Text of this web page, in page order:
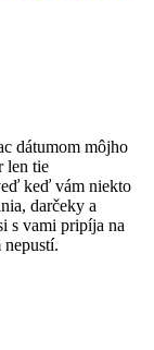
dátumom môjho
len tie
keď vám niekto
darčeky a
s vami pripíja na